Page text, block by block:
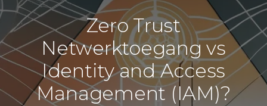
Zero Trust
Netwerktoegang vs
Identity and Access
Management (IAM)?